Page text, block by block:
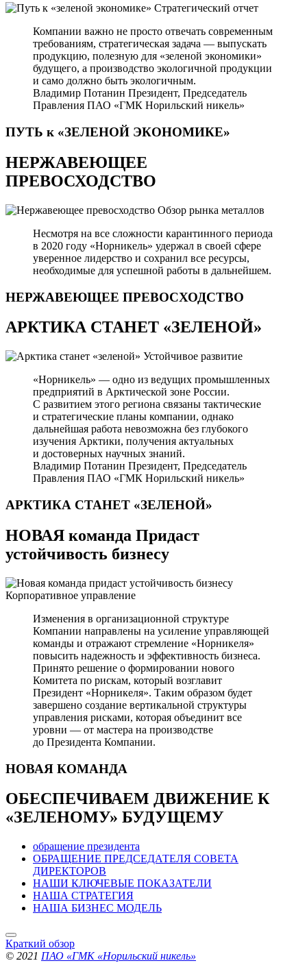
Стратегический отчет
Компании важно не просто отвечать современным
требованиям, стратегическая задача — выпускать
продукцию, полезную для «зеленой экономики»
будущего, а производство экологичной продукции
и само должно быть экологичным.
Владимир Потанин Президент, Председатель
Правления ПАО «ГМК Норильский никель»
ПУТЬ к «ЗЕЛЕНОЙ ЭКОНОМИКЕ»
НЕРЖАВЕЮЩЕЕ
ПРЕВОСХОДСТВО
Обзор рынка металлов
Несмотря на все сложности карантинного периода
в 2020 году «Норникель» удержал в своей сфере
уверенное лидерство и сохранил все ресурсы,
необходимые для успешной работы в дальнейшем.
НЕРЖАВЕЮЩЕЕ ПРЕВОСХОДСТВО
АРКТИКА СТАНЕТ «ЗЕЛЕНОЙ»
Устойчивое развитие
«Норникель» — одно из ведущих промышленных
предприятий в Арктической зоне России.
С развитием этого региона связаны тактические
и стратегические планы компании, однако
дальнейшая работа невозможна без глубокого
изучения Арктики, получения актуальных
и достоверных научных знаний.
Владимир Потанин Президент, Председатель
Правления ПАО «ГМК Норильский никель»
АРКТИКА СТАНЕТ «ЗЕЛЕНОЙ»
НОВАЯ команда Придаст
устойчивость бизнесу
Корпоративное управление
Изменения в организационной структуре
Компании направлены на усиление управляющей
команды и отражают стремление «Норникеля»
повысить надежность и эффективность бизнеса.
Принято решение о формировании нового
Комитета по рискам, который возглавит
Президент «Норникеля». Таким образом будет
завершено создание вертикальной структуры
управления рисками, которая объединит все
уровни — от мастера на производстве
до Президента Компании.
НОВАЯ КОМАНДА
ОБЕСПЕЧИВАЕМ ДВИЖЕНИЕ К
«ЗЕЛЕНОМУ» БУДУЩЕМУ
обращение президента
ОБРАЩЕНИЕ ПРЕДСЕДАТЕЛЯ СОВЕТА
ДИРЕКТОРОВ
НАШИ КЛЮЧЕВЫЕ ПОКАЗАТЕЛИ
НАША СТРАТЕГИЯ
НАША БИЗНЕС МОДЕЛЬ
Краткий обзор
© 2021 ПАО «ГМК «Норильский никель»